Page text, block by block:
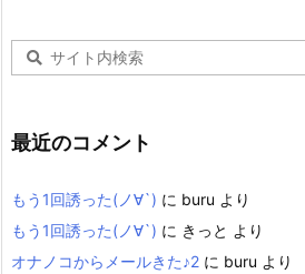
最近のコメント
もう1回誘った(ノ∀`) に buru より
もう1回誘った(ノ∀`) に きっと より
オナノコからメールきた♪2 に buru より